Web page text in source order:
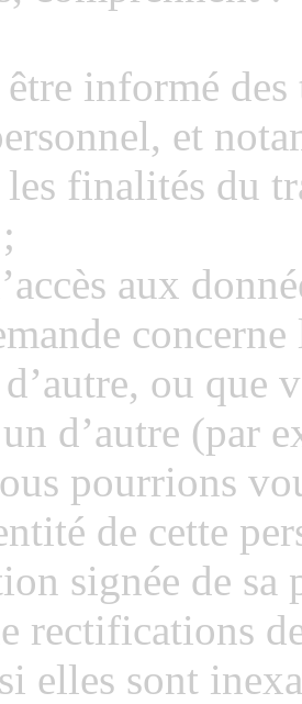
informé des
et
finalités du
aux
ou que
d’autre (par
pourrions
de cette
signée de sa
rectifications
elles sont